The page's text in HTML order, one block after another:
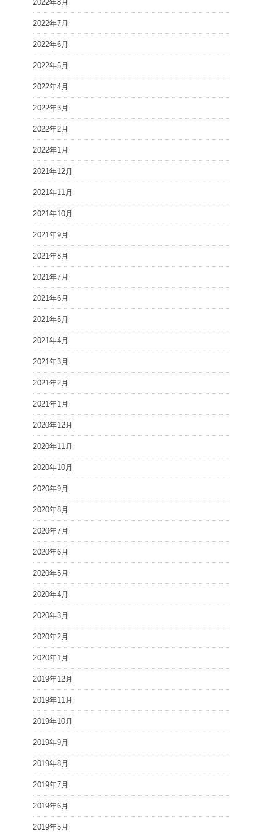
2022年8月
2022年7月
2022年6月
2022年5月
2022年4月
2022年3月
2022年2月
2022年1月
2021年12月
2021年11月
2021年10月
2021年9月
2021年8月
2021年7月
2021年6月
2021年5月
2021年4月
2021年3月
2021年2月
2021年1月
2020年12月
2020年11月
2020年10月
2020年9月
2020年8月
2020年7月
2020年6月
2020年5月
2020年4月
2020年3月
2020年2月
2020年1月
2019年12月
2019年11月
2019年10月
2019年9月
2019年8月
2019年7月
2019年6月
2019年5月